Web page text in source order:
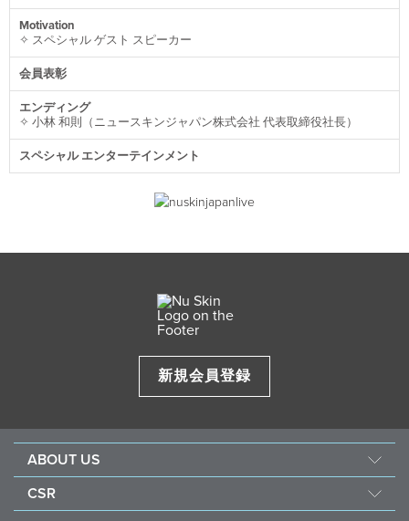
Motivation
✧ スペシャル ゲスト スピーカー
会員表彰
エンディング
✧ 小林 和則（ニュースキンジャパン株式会社 代表取締役社長）
スペシャル エンターテインメント
新規会員登録
ABOUT US
ニュースキンの研究・開発
CSR